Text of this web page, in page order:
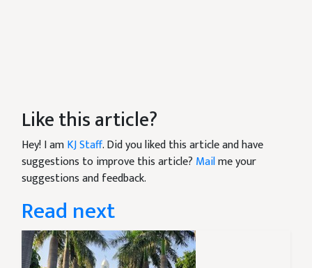
Like this article?
Hey! I amKJ Staff. Did you liked this article and have
suggestions to improve this article? Mailme your
suggestions and feedback.
Read next